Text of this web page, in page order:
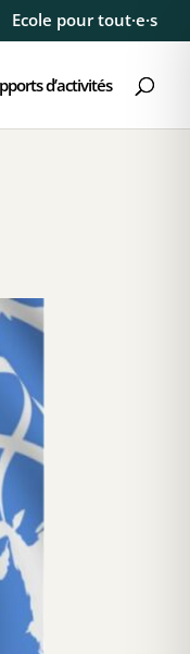
Ecole pour tout·e·s
d’activités